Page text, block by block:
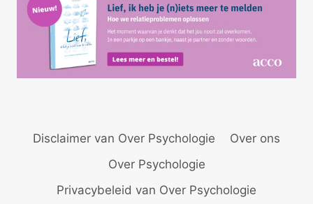
Disclaimer van Over Psychologie
Over ons
Over Psychologie
Privacybeleid van Over Psychologie